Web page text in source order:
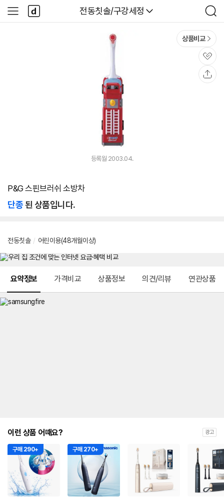
다나와
전동칫솔/구강세정
검
색
사
이
다
나
와
상품비교
관
심
등록월 2003.04.
P&G 스핀브러쉬 소방차
단종된 상품입니다.
전동칫솔 / 어린이용(48개월이상)
요약정보 가격비교 상품정보 의견/리뷰 연관상품
이런 상품 어때요? 광고
구매 290+ 구매 270+